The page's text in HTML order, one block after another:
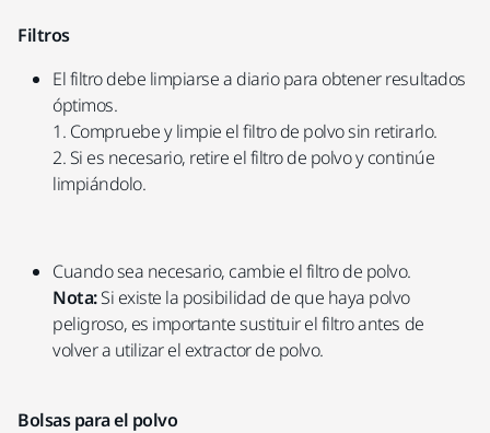
Filtros
El filtro debe limpiarse a diario para obtener resultados
óptimos.
1. Compruebe y limpie el filtro de polvo sin retirarlo.
2. Si es necesario, retire el filtro de polvo y continúe
limpiándolo.
Cuando sea necesario, cambie el filtro de polvo.
Nota:Si existe la posibilidad de que haya polvo
peligroso, es importante sustituir el filtro antes de
volver a utilizar el extractor de polvo.
Bolsas para el polvo